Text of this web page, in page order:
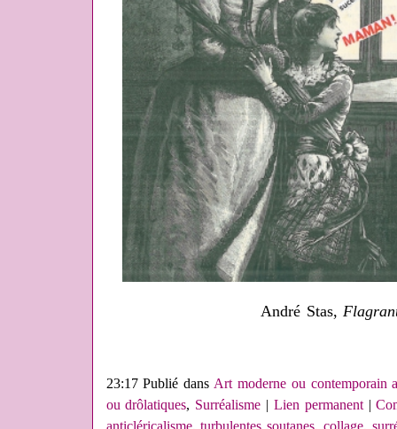
André Stas,
23:17 Publié dansArt moderne ou contemporain
ou drôlatiques, Surréalisme | Lien permanent|